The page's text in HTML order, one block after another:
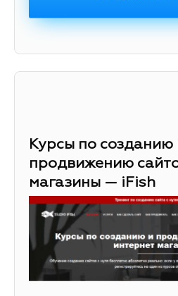
Курсы по созданию
продвижению
магазины — iFish